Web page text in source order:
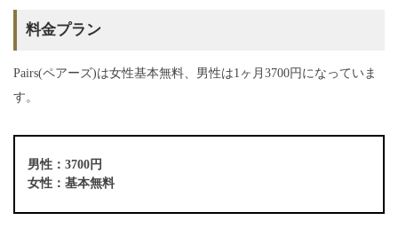
料金プラン
Pairs(ペアーズ)は女性基本無料、男性は1ヶ月3700円になっていま
す。
男性：3700円
女性：基本無料